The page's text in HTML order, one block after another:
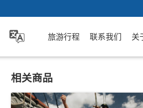
旅游行程 联系我们 关
相关商品
亲子巡游 | 悉尼港90分钟海盗船体验